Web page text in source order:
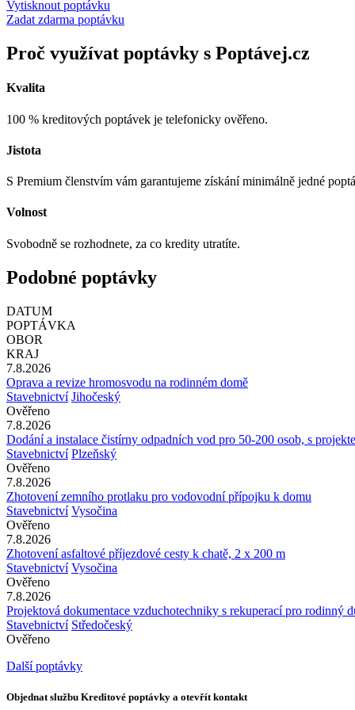
Vytisknout poptávku
Zadat zdarma poptávku
Proč využívat poptávky s Poptávej.cz
Kvalita
100 % kreditových poptávek je telefonicky ověřeno.
Jistota
S Premium členstvím vám garantujeme získání minimálně jedné
Volnost
Svobodně se rozhodnete, za co kredity utratíte.
Podobné poptávky
DATUM
POPTÁVKA
OBOR
KRAJ
7.8.2026
Oprava a revize hromosvodu na rodinném domě
Stavebnictví Jihočeský
Ověřeno
7.8.2026
Dodání a instalace čistírny odpadních vod pro 50-200 osob, s
Stavebnictví Plzeňský
Ověřeno
7.8.2026
Zhotovení zemního protlaku pro vodovodní přípojku k domu
Stavebnictví Vysočina
Ověřeno
7.8.2026
Zhotovení asfaltové příjezdové cesty k chatě, 2 x 200 m
Stavebnictví Vysočina
Ověřeno
7.8.2026
Projektová dokumentace vzduchotechniky s rekuperací pro rodinný
Stavebnictví Středočeský
Ověřeno
Další poptávky
Objednat službu Kreditové poptávky a otevřít kontakt